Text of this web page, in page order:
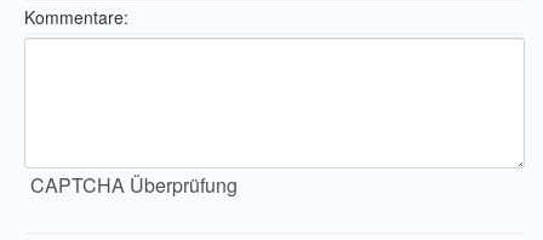
Kommentare:
CAPTCHA Überprüfung